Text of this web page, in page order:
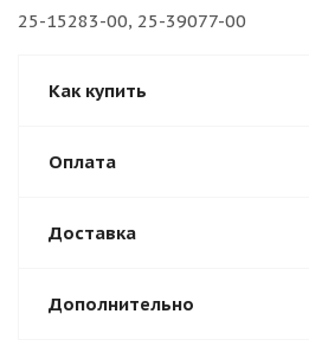
25-15283-00, 25-39077-00
Как купить
Оплата
Доставка
Дополнительно